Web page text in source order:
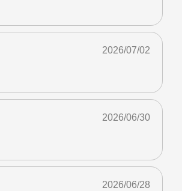
2026/07/02
2026/06/30
2026/06/28